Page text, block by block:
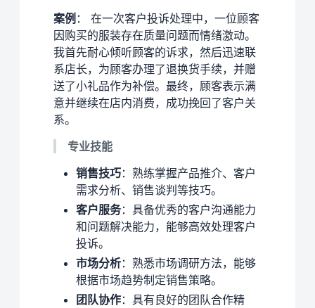
案例 ： 在一次客户投诉处理中，一位顾客
因购买的服装存在质量问题而情绪激动。
我首先耐心倾听顾客的诉求，然后迅速联
系店长，为顾客办理了退换货手续，并赠
送了小礼品作为补偿。最终，顾客表示满
意并继续在店内消费，成功挽回了客户关
系。
专业技能
销售技巧：熟练掌握产品推介、客户
需求分析、销售谈判等技巧。
客户服务：具备优秀的客户沟通能力
和问题解决能力，能够高效处理客户
投诉。
市场分析：熟悉市场调研方法，能够
根据市场趋势制定销售策略。
团队协作：具有良好的团队合作精